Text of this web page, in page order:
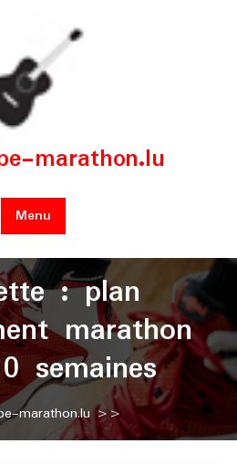
marathon.lu
Menu
:plan
marathon
semaines
marathon.lu>>